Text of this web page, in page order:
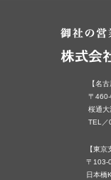
【名
〒
桜通
TEL
【東京
〒103-
日本橋